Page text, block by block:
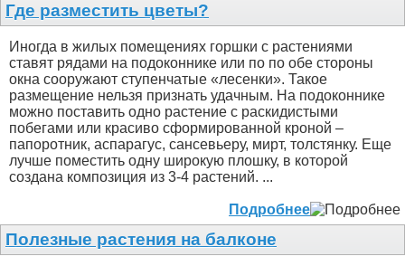
Где разместить цветы?
Иногда в жилых помещениях горшки с растениями
ставят рядами на подоконнике или по по обе стороны
окна сооружают ступенчатые «лесенки». Такое
размещение нельзя признать удачным. На подоконнике
можно поставить одно растение с раскидистыми
побегами или красиво сформированной кроной –
папоротник, аспарагус, сансевьеру, мирт, толстянку. Еще
лучше поместить одну широкую плошку, в которой
создана композиция из 3-4 растений. ...
Подробнее
Полезные растения на балконе